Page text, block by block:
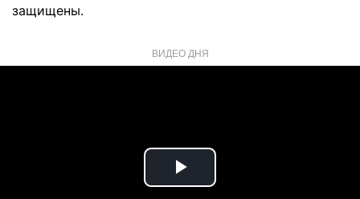
защищены.
ВИДЕО ДНЯ
Play